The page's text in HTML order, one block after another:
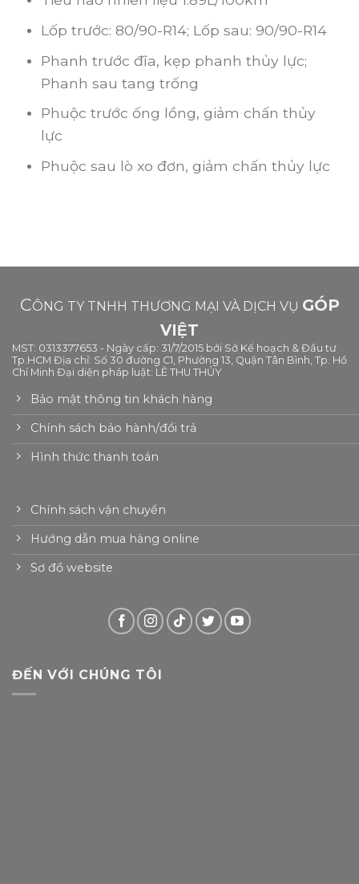
Lốp trước: 80/90-R14; Lốp sau: 90/90-R14
Phanh trước đĩa, kẹp phanh thủy lực;
Phanh sau tang trống
Phuộc trước ống lồng, giảm chấn thủy
lực
Phuộc sau lò xo đơn, giảm chấn thủy lực
CÔNG TY TNHH THƯƠNG MẠI VÀ DỊCH VỤ GÓP
VIỆT
MST: 0313377653 - Ngày cấp: 31/7/2015 bởi Sở Kế hoạch & Đầu tư
Tp.HCM Địa chỉ: Số 30 đường C1, Phường 13, Quận Tân Bình, Tp. Hồ
Chí Minh Đại diện pháp luật: LÊ THU THỦY
Bảo mật thông tin khách hàng
Chính sách bảo hành/đổi trả
Hình thức thanh toán
Chính sách vận chuyển
Hướng dẫn mua hàng online
Sơ đồ website
ĐẾN VỚI CHÚNG TÔI